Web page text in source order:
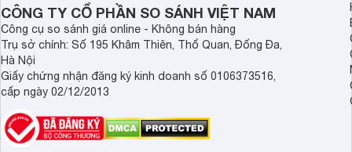
CÔNG TY CỔ PHẦN SO SÁNH VIỆT NAM
Công cụ so sánh giá online - Không bán hàng
Trụ sở chính: Số 195 Khâm Thiên, Thổ Quan, Đống Đa,
Hà Nội
Giấy chứng nhận đăng ký kinh doanh số 0106373516,
cấp ngày 02/12/2013